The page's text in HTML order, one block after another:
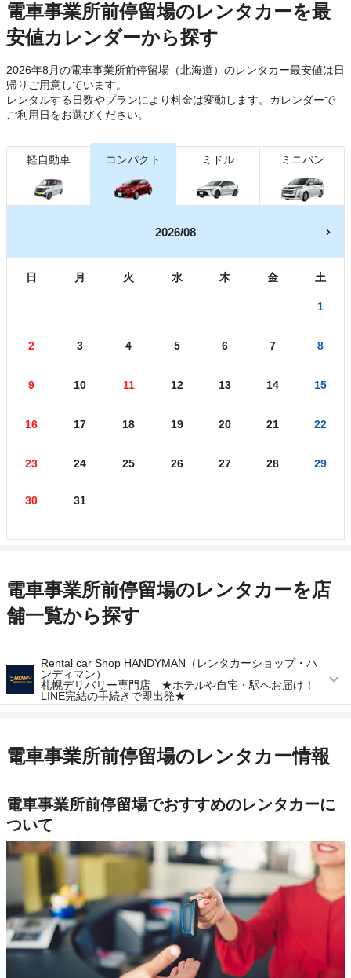
電車事業所前停留場のレンタカーを最
安値カレンダーから探す
2026年8月の電車事業所前停留場（北海道）のレンタカー最安値は日
帰り ご用意しています。
レンタルする日数やプランにより料金は変動します。カレンダーで
ご利用日をお選びください。
軽自動車 コンパクト ミドル ミニバン
2026/08
日 月 火 水 木 金 土
1
2 3 4 5 6 7 8
9 10 11 12 13 14 15
16 17 18 19 20 21 22
23 24 25 26 27 28 29
30 31
電車事業所前停留場のレンタカーを店
舗一覧から探す
Rental car Shop HANDYMAN（レンタカーショップ・ハ
ンディマン）
札幌デリバリー専門店 ★ホテルや自宅・駅へお届け！
LINE完結の手続きで即出発★
アクセス 札幌駅より徒歩で約0分（送迎なし）
店舗詳細 店舗詳細ページはこちら
この店舗でレンタカーを探す
電車事業所前停留場のレンタカー情報
電車事業所前停留場でおすすめのレンタカーに
ついて